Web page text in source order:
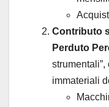
Contributo
Perduto
strumentali”,
immateriali